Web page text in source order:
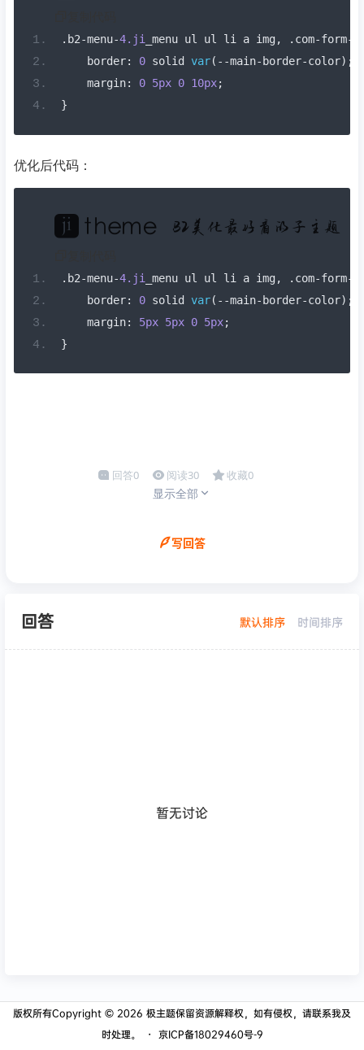
. b2-menu-4.ji _menu ul ul li a img , . com-form-
    border
: 0 solid var(--main- border-color);
    margin
: 0 5px 0 10px;
}
优化后代码：
. b2-menu-4.ji _menu ul ul li a img , . com-form-
    border
: 0 solid var(--main-border-color);
    margin
: 5px 5px 0 5px;
}
回答0 阅读30 收藏0
显示全部
写回答
回答 默认排序 时间排序
暂无讨论
版权所有Copyright © 2026 极主题保留资源解释权，如有侵权，请联系我及
时处理。
・ 京ICP备18029460号-9